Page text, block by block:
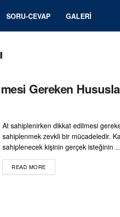
SORU-CEVAP GALERI
Gereken
At sahiplenirken dikkat edilmesi
sahiplenmek zevkli bir mücadeledir.
sahiplenecek kişinin gerçek isteğinin ...
READ MOREDETAILS